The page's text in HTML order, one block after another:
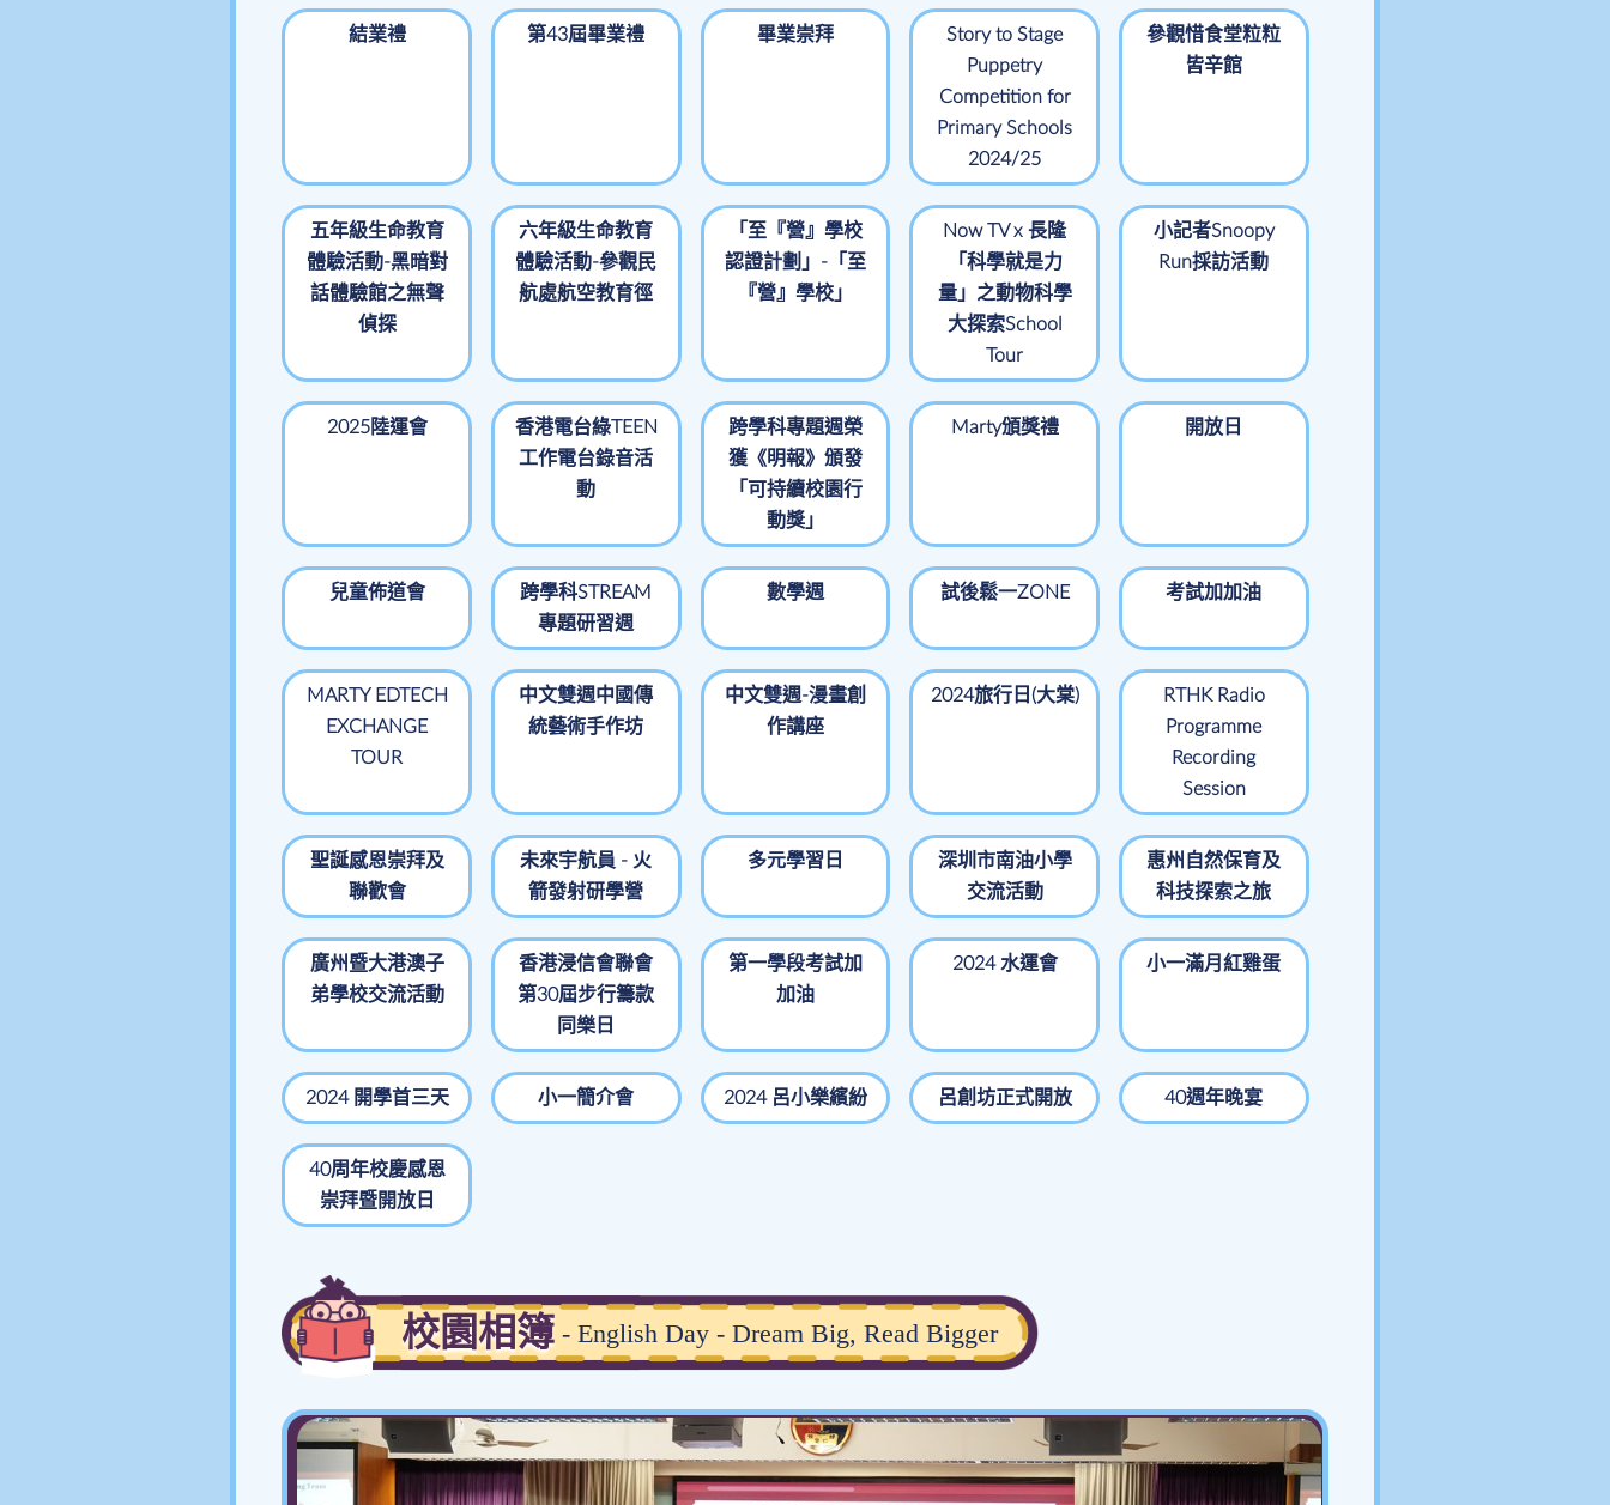
結業禮 第43屆畢業禮 畢業崇拜
Story to Stage
Puppetry
Competition for
Primary Schools
2024/25
參觀惜食堂粒粒
皆辛館
五年級生命教育
體驗活動-黑暗對
話體驗館之無聲
偵探
六年級生命教育
體驗活動-參觀民
航處航空教育徑
「至『營』學校
認證計劃」-「至
『營』學校」
Now TV x 長隆
「科學就是力
量」之動物科學
大探索School
Tour
小記者Snoopy
Run採訪活動
2025陸運會
香港電台綠TEEN
工作電台錄音活
動
跨學科專題週榮
獲《明報》頒發
「可持續校園行
動獎」
Marty頒獎禮 開放日
兒童佈道會
跨學科STREAM
專題研習週
數學週 試後鬆一ZONE 考試加加油
MARTY EDTECH
EXCHANGE
TOUR
中文雙週中國傳
統藝術手作坊
中文雙週-漫畫創
作講座
2024旅行日(大棠)
RTHK Radio
Programme
Recording
Session
聖誕感恩崇拜及
聯歡會
未來宇航員 - 火
箭發射研學營
多元學習日
深圳市南油小學
交流活動
惠州自然保育及
科技探索之旅
廣州暨大港澳子
弟學校交流活動
香港浸信會聯會
第30屆步行籌款
同樂日
第一學段考試加
加油
2024 水運會 小一滿月紅雞蛋
2024 開學首三天 小一簡介會 2024 呂小樂繽紛 呂創坊正式開放 40週年晚宴
40周年校慶感恩
崇拜暨開放日
校園相簿 - English Day - Dream Big, Read Bigger